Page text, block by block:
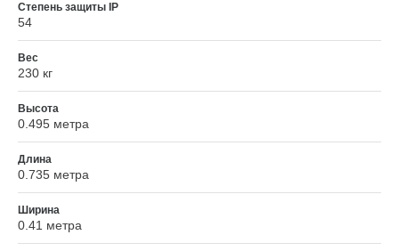
Степень защиты IP
54
Вес
230 кг
Высота
0.495 метра
Длина
0.735 метра
Ширина
0.41 метра